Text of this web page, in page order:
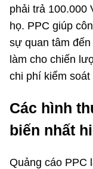
phải trả 100.000
họ. PPC giúp
sự quan tâm
làm cho chiến
chi phí kiểm
Các hình
biến nhất
Quảng cáo PPC